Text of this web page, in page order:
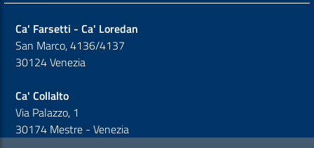
Ca' Farsetti - Ca' Loredan
San Marco, 4136/4137
30124 Venezia
Ca' Collalto
Via Palazzo, 1
30174 Mestre - Venezia